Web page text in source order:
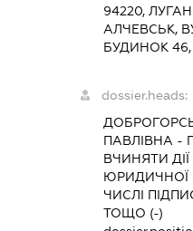
94220,
АЛЧЕВСЬК,
БУДИНОК 46,
dossier.heads:
ПАВЛІВНА -
ВЧИНЯТИ ДІЇ
ЮРИДИЧНОЇ
ЧИСЛІ
ТОЩО (-)